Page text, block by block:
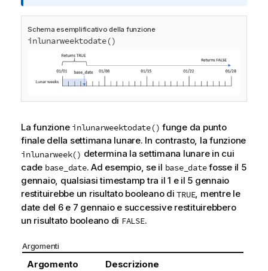
i
n
f
m
i
c
Schema esemplificativo della funzione
inlunarweektodate()
La funzione inlunarweektodate() funge da punto
finale della settimana lunare. In contrasto, la funzione
inlunarweek() determina la settimana lunare in cui
cade base_date. Ad esempio, se il base_datefosse il 5
gennaio, qualsiasi timestamp tra il 1 e il 5 gennaio
restituirebbe un risultato booleano diTRUE, mentre le
date del 6 e 7 gennaio e successive restituirebbero
un risultato booleano di FALSE.
Argomenti
Argomento Descrizione